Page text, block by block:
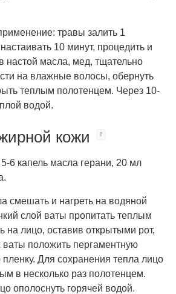
травы залить 1
10 минут, процедить и
настой масла, мед, тщательно
на влажные волосы, обернуть
теплым полотенцем. Через 10-
водой.
кожи
6 капель масла герани, 20 мл
смешать и нагреть на водяной
слой ваты пропитать теплым
на лицо, оставив открытыми рот,
ваты положить пергаментную
пленку. Для сохранения тепла лицо
в несколько раз полотенцем.
ополоснуть горячей водой.